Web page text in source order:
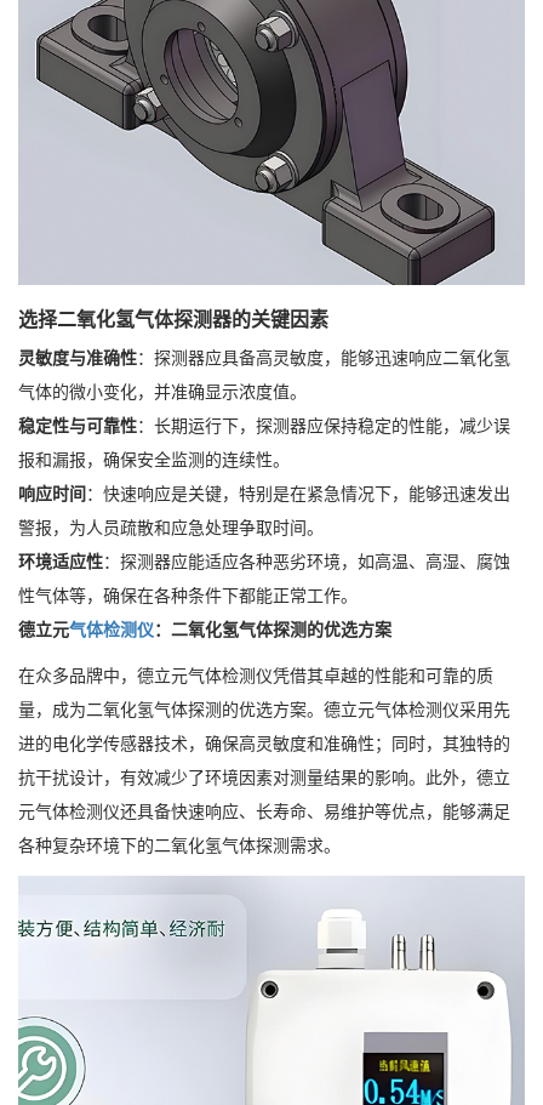
选择二氧化氢气体探测器的关键因素
灵敏度与准确性：探测器应具备高灵敏度，能够迅速响应二氧化氢
气体的微小变化，并准确显示浓度值。
稳定性与可靠性：长期运行下，探测器应保持稳定的性能，减少误
报和漏报，确保安全监测的连续性。
响应时间 ：快速响应是关键，特别是在紧急情况下，能够迅速发出
警报，为人员疏散和应急处理争取时间。
环境适应性：探测器应能适应各种恶劣环境，如高温、高湿、腐蚀
性气体等，确保在各种条件下都能正常工作。
德立元气体检测仪：二氧化氢气体探测的优选方案
在众多品牌中，德立元气体检测仪凭借其卓越的性能和可靠的质
量，成为二氧化氢气体探测的优选方案。德立元气体检测仪采用先
进的电化学传感器技术，确保高灵敏度和准确性；同时，其独特的
抗干扰设计，有效减少了环境因素对测量结果的影响。此外，德立
元气体检测仪还具备快速响应、长寿命、易维护等优点，能够满足
各种复杂环境下的二氧化氢气体探测需求。